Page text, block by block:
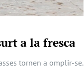
a la fresca
tornen a omplir-se.